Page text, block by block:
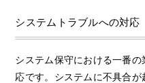
システムトラブルへの対応
システム保守における一番
応です。システムに不具合